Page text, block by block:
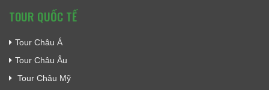
TOUR QUỐC TẾ
Tour Châu Á
Tour Châu Âu
Tour Châu Mỹ